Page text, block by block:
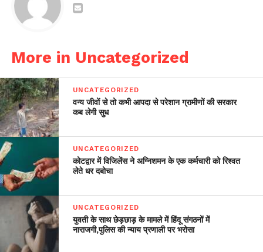
More in Uncategorized
UNCATEGORIZED
वन्य जीवों से तो कभी आपदा से परेशान ग्रामीणों की सरकार
कब लेगी सुध
UNCATEGORIZED
कोटद्वार में विजिलेंस ने अग्निशमन के एक कर्मचारी को रिश्वत
लेते धर दबोचा
UNCATEGORIZED
युवती के साथ छेड़छाड़ के मामले में हिंदू संगठनों में
नाराजगी,पुलिस की न्याय प्रणाली पर भरोसा